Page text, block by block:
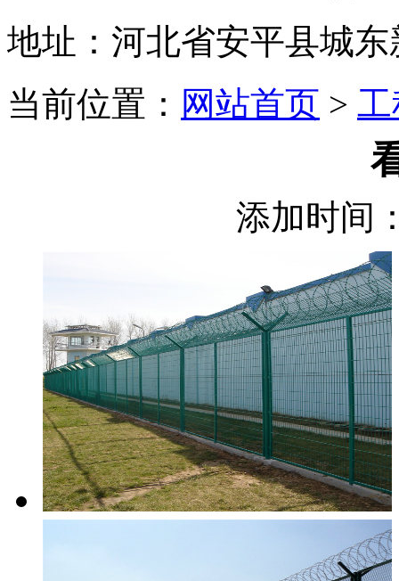
地址：河北省安平县城
当前位置： 网站首页 >
添加时间